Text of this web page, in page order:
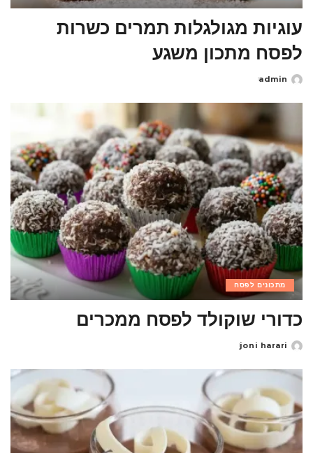
עוגיות מגולגלות תמרים כשרות
לפסח מתכון משגע
Posted
admin
מתכונים לפסח
כדורי שוקולד לפסח ממכרים
Posted
joni harari